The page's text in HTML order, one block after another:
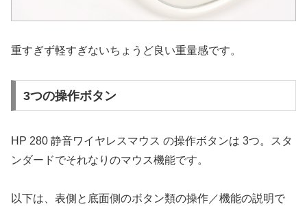
重すぎず軽すぎないちょうど良い重量感です。
3つの操作ボタン
HP 280 静音ワイヤレスマウス の操作ボタンは 3つ。スタ
ンダードでそれなりのマウス機能です。
以下は、表側と底面側のボタン類の操作／機能の説明で